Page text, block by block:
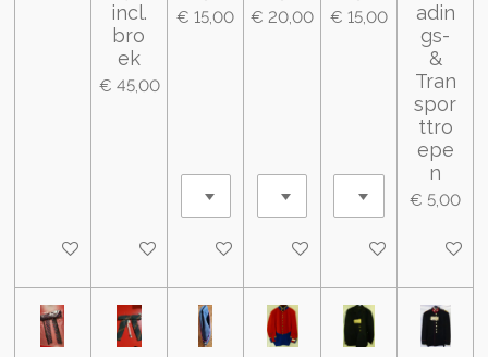
In winkelwagen
incl.
bro
ek
€ 45,00
In winkelwagen
€ 15,00
In winkelwagen
€ 20,00
In winkelwagen
€ 15,00
In winkelwagen
adin
gs-
&
Tran
spor
ttro
epe
n
€ 5,00
In